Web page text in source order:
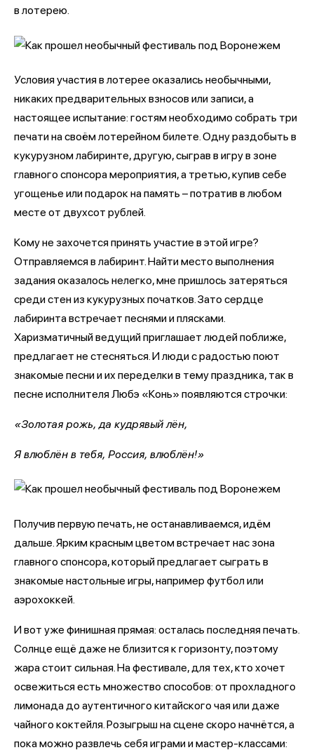
в лотерею.
Условия участия в лотерее оказались необычными,
никаких предварительных взносов или записи, а
настоящее испытание: гостям необходимо собрать три
печати на своём лотерейном билете. Одну раздобыть в
кукурузном лабиринте, другую, сыграв в игру в зоне
главного спонсора мероприятия, а третью, купив себе
угощенье или подарок на память – потратив в любом
месте от двухсот рублей.
Кому не захочется принять участие в этой игре?
Отправляемся в лабиринт. Найти место выполнения
задания оказалось нелегко, мне пришлось затеряться
среди стен из кукурузных початков. Зато сердце
лабиринта встречает песнями и плясками.
Харизматичный ведущий приглашает людей поближе,
предлагает не стесняться. И люди с радостью поют
знакомые песни и их переделки в тему праздника, так в
песне исполнителя Любэ «Конь» появляются строчки:
«Золотая рожь, да кудрявый лён,
Я влюблён в тебя, Россия, влюблён!»
Получив первую печать, не останавливаемся, идём
дальше. Ярким красным цветом встречает нас зона
главного спонсора, который предлагает сыграть в
знакомые настольные игры, например футбол или
аэрохоккей.
И вот уже финишная прямая: осталась последняя печать.
Солнце ещё даже не близится к горизонту, поэтому
жара стоит сильная. На фестивале, для тех, кто хочет
освежиться есть множество способов: от прохладного
лимонада до аутентичного китайского чая или даже
чайного коктейля. Розыгрыш на сцене скоро начнётся, а
пока можно развлечь себя играми и мастер-классами: